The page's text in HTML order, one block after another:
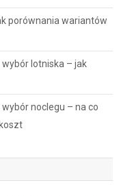
porównania wariantów
lotniska – jak
noclegu – na co